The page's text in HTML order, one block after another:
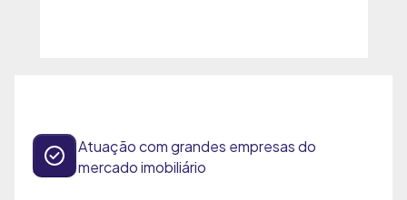
Atuação com grandes empresas do
mercado imobiliário